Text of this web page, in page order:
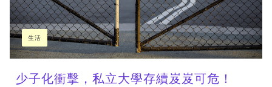
生活
少子化衝擊，私立大學存續岌岌可危！